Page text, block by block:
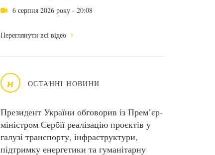
6 серпня 2026 року - 20:08
Переглянути всі відео
н ОСТАННІ НОВИНИ
Президент України обговорив із Прем’єр-
міністром Сербії реалізацію проєктів у
галузі транспорту, інфраструктури,
підтримку енергетики та гуманітарну